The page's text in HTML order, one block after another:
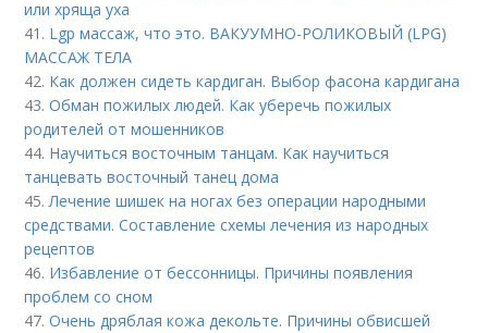
или хряща уха
41. Lgp массаж, что это. ВАКУУМНО-РОЛИКОВЫЙ (LPG)
МАССАЖ ТЕЛА
42. Как должен сидеть кардиган. Выбор фасона кардигана
43.Обман пожилых людей. Как уберечь пожилых
родителей от мошенников
44. Научиться восточным танцам. Как научиться
танцевать восточный танец дома
45.Лечение шишек на ногах без операции народными
средствами. Составление схемы лечения из народных
рецептов
46. Избавление от бессонницы. Причины появления
проблем со сном
47.Очень дряблая кожа декольте. Причины обвисшей